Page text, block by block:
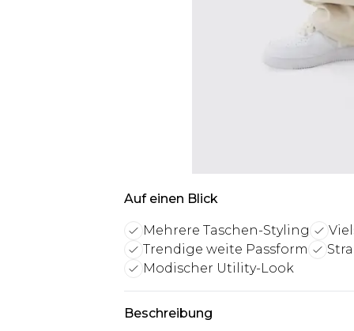
Auf einen Blick
Mehrere Taschen-Styling
Trendige weite Passform
Modischer Utility-Look
Beschreibung